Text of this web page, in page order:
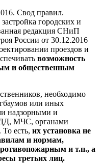
Свод правил.
городских и
редакция СНиП
России от 30.12.2016
проездов и
возможность
и общественным
необходимо
или иных
надзорными и
МЧС, органами
есть, их установка не
и нормам,
и т.п., а
третьих лиц.